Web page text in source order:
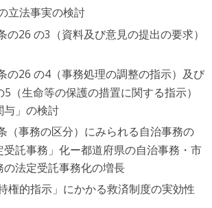
立法事実の検討
の26 の3（資料及び意見の提出の要求）
の26 の4（事務処理の調整の指示）及び
（生命等の保護の措置に関する指示）
与」の検討
（事務の区分）にみられる自治事務の
受託事務」化ー都道府県の自治事務・市
法定受託事務化の増長
権的指示」にかかる救済制度の実効性